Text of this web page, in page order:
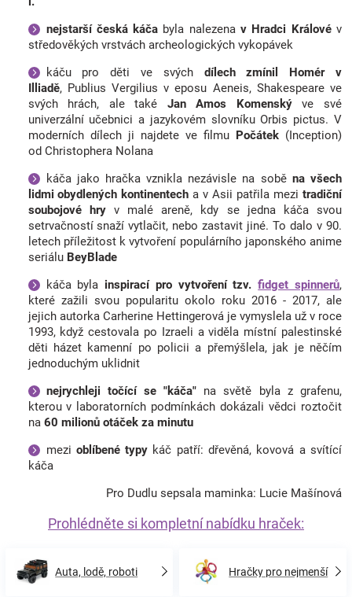
nejstarší česká káča byla nalezena v Hradci Královév
středověkých vrstvách archeologických vykopávek
káču pro děti ve svých dílech zmínil Homér v
Illiadě, Publius Vergilius v eposu Aeneis, Shakespeare ve
svých hrách, ale také Jan Amos Komenskýve své
univerzální učebnici a jazykovém slovníku Orbis pictus. V
moderních dílech ji najdete ve filmu Počátek(Inception)
od Christophera Nolana
káča jako hračka vznikla nezávisle na sobě na všech
lidmi obydlených kontinentech a v Asii patřila mezi tradiční
soubojové hryv malé areně, kdy se jedna káča svou
setrvačností snaží vytlačit, nebo zastavit jiné. To dalo v 90.
letech příležitost k vytvoření populárního japonského anime
seriálu BeyBlade
káča byla inspirací pro vytvoření tzv.fidget spinnerů,
které zažili svou popularitu okolo roku 2016 - 2017, ale
jejich autorka Carherine Hettingerová je vymyslela už v roce
1993, když cestovala po Izraeli a viděla místní palestinské
děti házet kamenní po policii a přemýšlela, jak je něčím
jednoduchým uklidnit
nejrychleji točící se "káča" na světě byla z grafenu,
kterou v laboratorních podmínkách dokázali vědci roztočit
na 60 milionů otáček za minutu
mezi oblíbené typy káč patří: dřevěná, kovová a svítící
káča
Pro Dudlu sepsala maminka: Lucie Mašínová
Prohlédněte si kompletní nabídku hraček:
Auta, lodě, roboti Hračky pro nejmenší